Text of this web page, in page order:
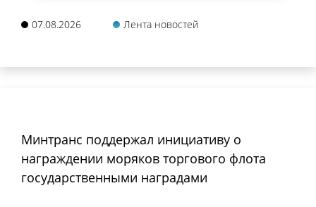
07.08.2026 Лента новостей
Минтранс поддержал инициативу о
награждении моряков торгового флота
государственными наградами